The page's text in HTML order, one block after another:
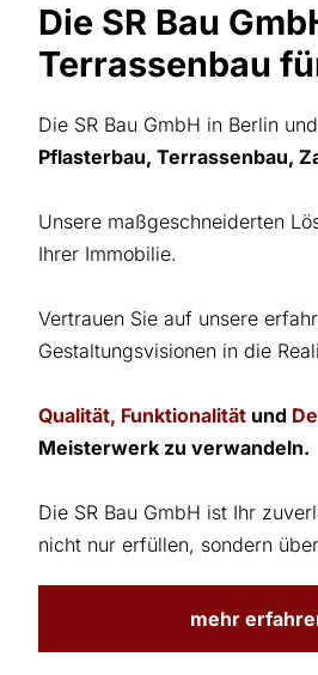
Die SR Bau
Terrassenbau
Die SR Bau GmbH in Berlin
Pflasterbau, Terrassenbau,
Unsere maßgeschneiderten
Ihrer Immobilie.
Vertrauen Sie auf unsere
Gestaltungsvisionen in die
Qualität, Funktionalität und
Meisterwerk zu verwandeln.
Die SR Bau GmbH ist Ihr
nicht nur erfüllen, sondern
mehr